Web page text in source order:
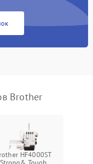
Подробнее →
Brother
HF4000ST